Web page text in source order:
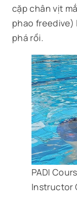
cặp chân vịt
phao freedive)
phá rồi.
PADI
Instructor